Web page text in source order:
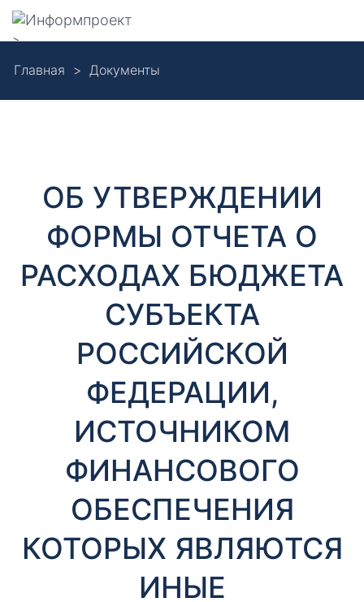
main
Навигация
>
Главная Документы
Д
м
ОБ УТВЕРЖДЕНИИ
ФОРМЫ ОТЧЕТА О
РАСХОДАХ БЮДЖЕТА
СУБЪЕКТА
РОССИЙСКОЙ
ФЕДЕРАЦИИ,
ИСТОЧНИКОМ
ФИНАНСОВОГО
ОБЕСПЕЧЕНИЯ
КОТОРЫХ ЯВЛЯЮТСЯ
ИНЫЕ
Необходимые
Эти файлы cookie